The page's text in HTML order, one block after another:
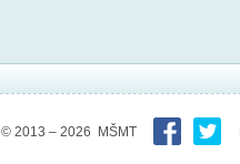
© 2013 – 2026 MŠMT